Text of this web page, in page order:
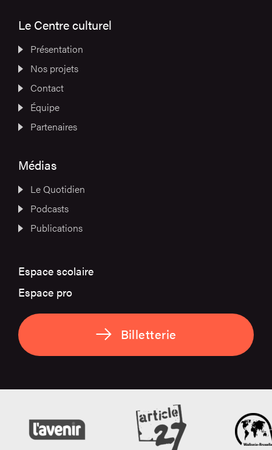
Le Centre culturel
Présentation
Nos projets
Contact
Équipe
Partenaires
Médias
Le Quotidien
Podcasts
Publications
Espace scolaire
Espace pro
Billetterie